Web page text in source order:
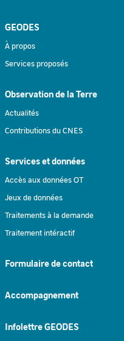
GEODES
À propos
Services proposés
Observation de la Terre
Actualités
Contributions du CNES
Services et données
Accès aux données OT
Jeux de données
Traitements à la demande
Traitement intéractif
Formulaire de contact
Accompagnement
Infolettre GEODES